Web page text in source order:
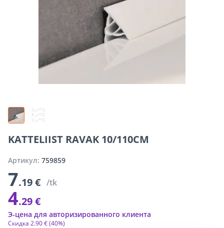
KATTELIIST RAVAK 10/110CM
Артикул: 759859
7.19 € /tk
4.29 €
Скидка 2.90 €(40%)
Э-цена для авторизированного клиента